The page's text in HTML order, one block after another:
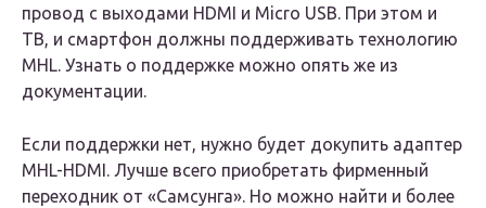
провод с выходами HDMI и Micro USB. При этом и
ТВ, и смартфон должны поддерживать технологию
MHL. Узнать о поддержке можно опять же из
документации.
Если поддержки нет, нужно будет докупить адаптер
MHL-HDMI. Лучше всего приобретать фирменный
переходник от «Самсунга». Но можно найти и более